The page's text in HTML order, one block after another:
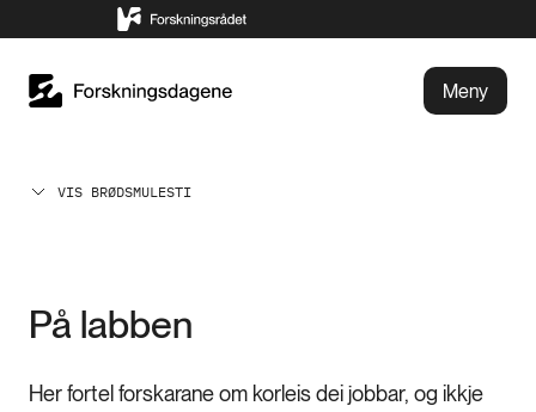
Meny
VIS BRØDSMULESTI
På labben
Her fortel forskarane om korleis dei jobbar, og ikkje